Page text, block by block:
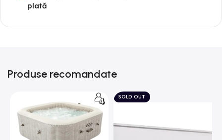
plată
Produse recomandate
SOLD OUT